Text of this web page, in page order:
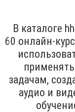
В каталоге
60 онлайн-
задачам,
аудио и